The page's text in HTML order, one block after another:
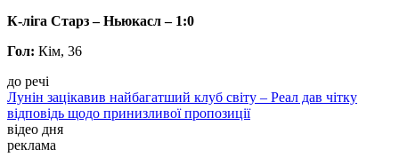
К-ліга Старз – Ньюкасл – 1:0
Гол: Кім, 36
до речі
Лунін зацікавив найбагатший клуб світу – Реал дав чітку
відповідь щодо принизливої пропозиції
відео дня
реклама